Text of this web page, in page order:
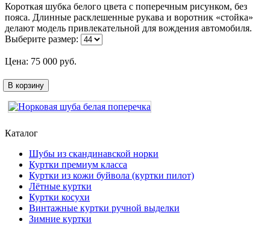
Короткая шубка белого цвета с поперечным рисунком, без
пояса. Длинные расклешенные рукава и воротник «стойка»
делают модель привлекательной для вождения автомобиля.
Выберите размер:
Цена: 75 000 руб.
В корзину
Каталог
Шубы из скандинавской норки
Куртки премиум класса
Куртки из кожи буйвола (куртки пилот)
Лётные куртки
Куртки косухи
Винтажные куртки ручной выделки
Зимние куртки